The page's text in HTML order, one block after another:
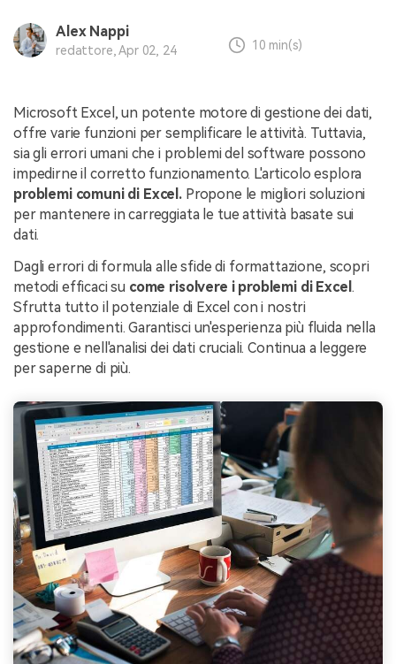
Alex Nappi
redattore, Apr 02, 24 10 min(s)
Microsoft Excel, un potente motore di gestione dei dati,
offre varie funzioni per semplificare le attività. Tuttavia,
sia gli errori umani che i problemi del software possono
impedirne il corretto funzionamento. L'articolo esplora
problemi comuni di Excel. Propone le migliori soluzioni
per mantenere in carreggiata le tue attività basate sui
dati.
Dagli errori di formula alle sfide di formattazione, scopri
metodi efficaci su come risolvere i problemi di Excel .
Sfrutta tutto il potenziale di Excel con i nostri
approfondimenti. Garantisci un'esperienza più fluida nella
gestione e nell'analisi dei dati cruciali. Continua a leggere
per saperne di più.